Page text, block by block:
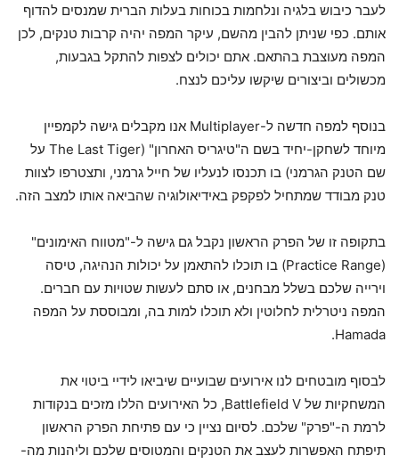
לעבר כיבוש בלגיה ונלחמות בכוחות בעלות הברית שמנסים להדוף
אותם. כפי שניתן להבין מהשם, עיקר המפה יהיה קרבות טנקים, לכן
המפה מעוצבת בהתאם. אתם יכולים לצפות להתקל בגבעות,
מכשולים וביצורים שיקשו עליכם לנצח.
בנוסף למפה חדשה ל-Multiplayer אנו מקבלים גישה לקמפיין
מיוחד לשחקן-יחיד בשם ה"טיגריס האחרון" (The Last Tiger על
שם הטנק הגרמני) בו תכנסו לנעליו של חייל גרמני, ותצטרפו לצוות
טנק מבודד שמתחיל לפקפק באידיאולוגיה שהביאה אותו למצב הזה.
בתקופה זו של הפרק הראשון נקבל גם גישה ל-"מטווח האימונים"
(Practice Range) בו תוכלו להתאמן על יכולות הנהיגה, טיסה
וירייה שלכם בשלל מבחנים, או סתם לעשות שטויות עם חברים.
המפה ניטרלית לחלוטין ולא תוכלו למות בה, ומבוססת על המפה
Hamada.
לבסוף מובטחים לנו אירועים שבועיים שיביאו לידיי ביטוי את
המשחקיות של Battlefield V, כל האירועים הללו מזכים בנקודות
לרמת ה-"פרק" שלכם. לסיום נציין כי עם פתיחת הפרק הראשון
תיפתח האפשרות לעצב את הטנקים והמטוסים שלכם וליהנות מה-